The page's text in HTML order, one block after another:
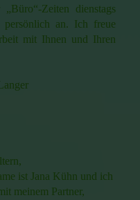
Zeiten dienstags
an. Ich freue
mit Ihnen und Ihren
ist Jana Kühn und ich
meinem Partner,